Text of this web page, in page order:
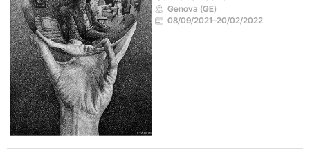
Genova (GE)
08/09/2021–20/02/2022